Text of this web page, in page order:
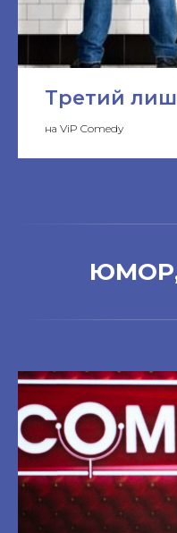
Третий
на ViP Comedy